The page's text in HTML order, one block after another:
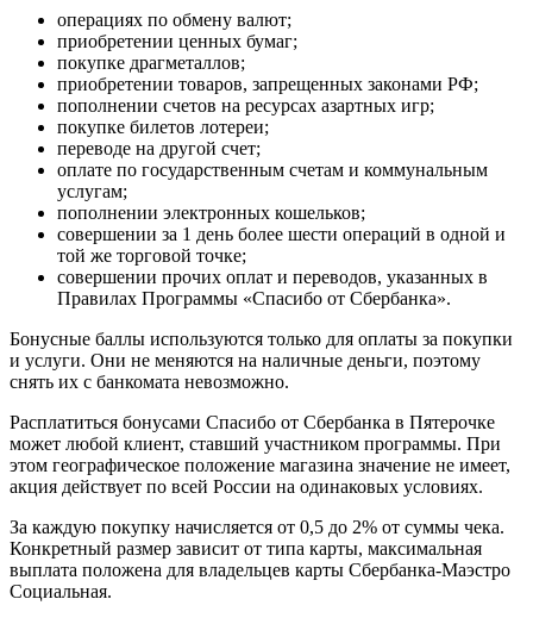
операциях по обмену валют;
приобретении ценных бумаг;
покупке драгметаллов;
приобретении товаров, запрещенных законами РФ;
пополнении счетов на ресурсах азартных игр;
покупке билетов лотереи;
переводе на другой счет;
оплате по государственным счетам и коммунальным
услугам;
пополнении электронных кошельков;
совершении за 1 день более шести операций в одной и
той же торговой точке;
совершении прочих оплат и переводов, указанных в
Правилах Программы «Спасибо от Сбербанка».
Бонусные баллы используются только для оплаты за покупки
и услуги. Они не меняются на наличные деньги, поэтому
снять их с банкомата невозможно.
Расплатиться бонусами Спасибо от Сбербанка в Пятерочке
может любой клиент, ставший участником программы. При
этом географическое положение магазина значение не имеет,
акция действует по всей России на одинаковых условиях.
За каждую покупку начисляется от 0,5 до 2% от суммы чека.
Конкретный размер зависит от типа карты, максимальная
выплата положена для владельцев карты Сбербанка-Маэстро
Социальная.